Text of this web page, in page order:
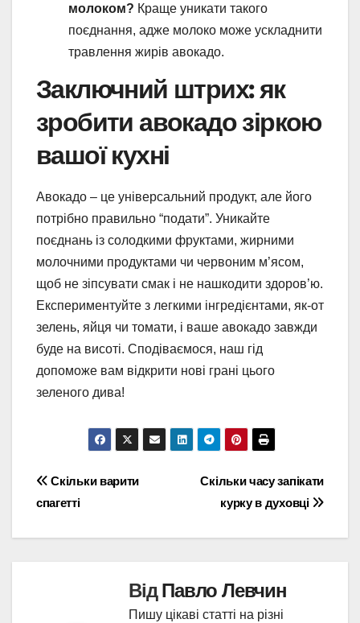
молоком? Краще уникати такого
поєднання, адже молоко може ускладнити
травлення жирів авокадо.
Заключний штрих: як
зробити авокадо зіркою
вашої кухні
Авокадо – це універсальний продукт, але його
потрібно правильно “подати”. Уникайте
поєднань із солодкими фруктами, жирними
молочними продуктами чи червоним м’ясом,
щоб не зіпсувати смак і не нашкодити здоров’ю.
Експериментуйте з легкими інгредієнтами, як-от
зелень, яйця чи томати, і ваше авокадо завжди
буде на висоті. Сподіваємося, наш гід
допоможе вам відкрити нові грані цього
зеленого дива!
Навігація
Скільки часу запікати
курку в духовці
Скільки варити
спагетті
ВідПавло Левчин
Пишу цікаві статті на різні